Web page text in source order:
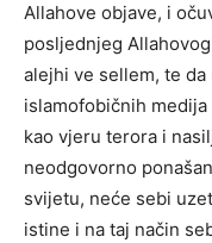
Allahove objave, i
posljednjeg
alejhi ve sellem, te
islamofobičnih
kao vjeru terora i
neodgovorno
svijetu, neće sebi
istine i na taj način